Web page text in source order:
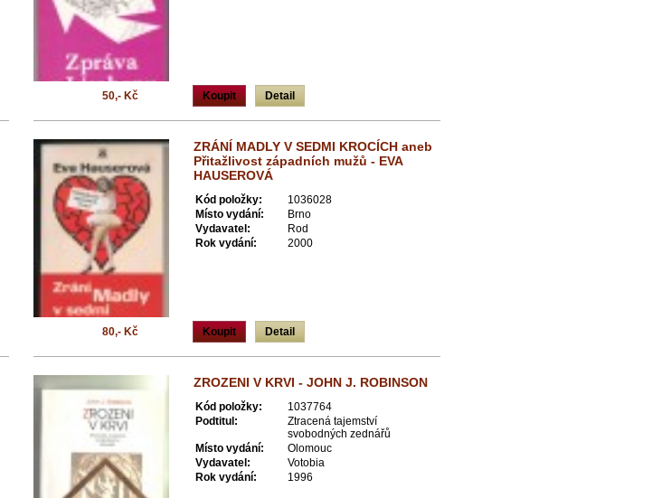
Koupit Detail
50,- Kč
ZRÁNÍ MADLY V SEDMI KROCÍCH aneb
Přitažlivost západních mužů - EVA
HAUSEROVÁ
Kód položky:
1036028
Místo vydání:
Brno
Vydavatel:
Rod
Rok vydání:
2000
Koupit Detail
80,- Kč
ZROZENI V KRVI - JOHN J. ROBINSON
Kód položky:
1037764
Podtitul:
Ztracená tajemství
svobodných zednářů
Místo vydání:
Olomouc
Vydavatel:
Votobia
Rok vydání:
1996